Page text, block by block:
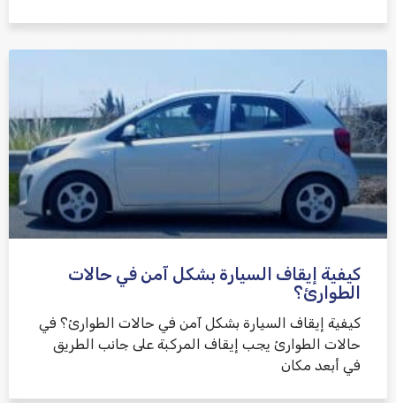
كيفية إيقاف السيارة بشكل آمن في حالات
الطوارئ؟
كيفية إيقاف السيارة بشكل آمن في حالات الطوارئ؟ في
حالات الطوارئ يجب إيقاف المركبة على جانب الطريق
في أبعد مكان